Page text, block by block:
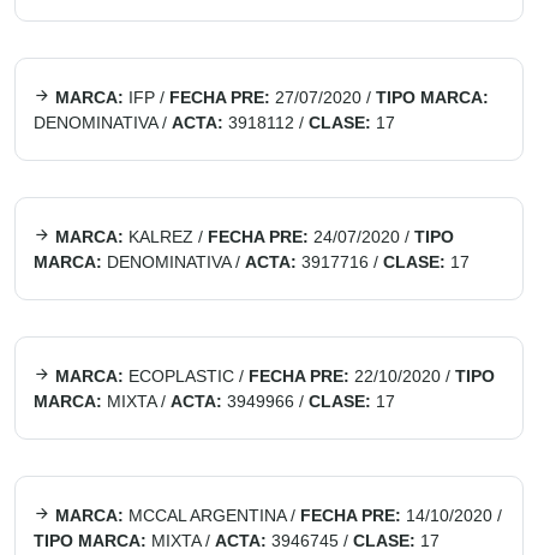
MARCA: IFP / FECHA PRE: 27/07/2020 / TIPO MARCA:
DENOMINATIVA/ ACTA: 3918112 / CLASE: 17
MARCA: KALREZ / FECHA PRE: 24/07/2020 / TIPO
MARCA: DENOMINATIVA/ ACTA: 3917716 / CLASE: 17
MARCA: ECOPLASTIC / FECHA PRE: 22/10/2020 / TIPO
MARCA: MIXTA/ ACTA: 3949966 / CLASE: 17
MARCA: MCCAL ARGENTINA/ FECHA PRE: 14/10/2020 /
TIPO MARCA: MIXTA/ ACTA: 3946745 / CLASE: 17